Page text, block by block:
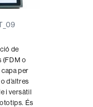
de
(FDM o
per
d’altres
i versàtil
És